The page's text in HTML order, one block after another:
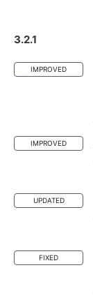
3.2.1
IMPROVED
IMPROVED
UPDATED
FIXED